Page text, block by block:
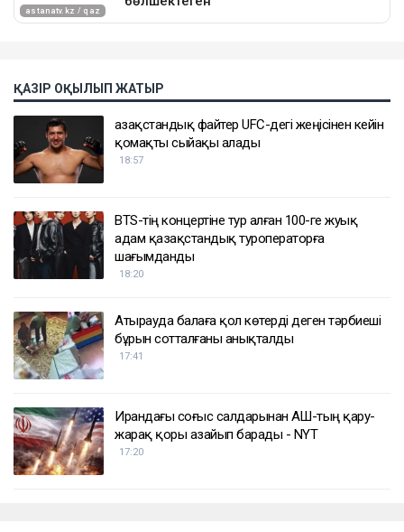
ҚАЗІР ОҚЫЛЫП ЖАТЫР
Қазақстандық файтер UFC-дегі жеңісінен кейін
қомақты сыйақы алады
18:57
BTS-тің концертіне тур алған 100-ге жуық
адам қазақстандық туроператорға
шағымданды
18:20
Атырауда балаға қол көтерді деген тәрбиеші
бұрын сотталғаны анықталды
17:41
Ирандағы соғыс салдарынан АҚШ-тың қару-
жарақ қоры азайып барады - NYT
17:20